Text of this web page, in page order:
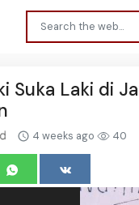
Suka Laki di
4 weeks ago 40